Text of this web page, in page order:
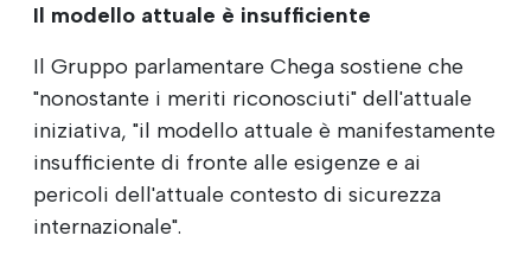
Il modello attuale è insufficiente
Il Gruppo parlamentare Chega sostiene che
"nonostante i meriti riconosciuti" dell'attuale
iniziativa, "il modello attuale è manifestamente
insufficiente di fronte alle esigenze e ai
pericoli dell'attuale contesto di sicurezza
internazionale".